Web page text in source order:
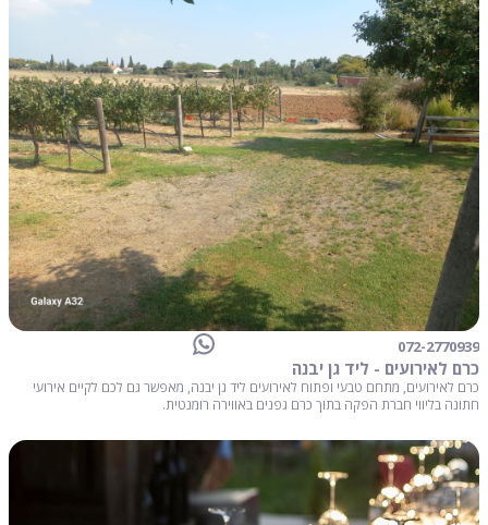
072-2770939
כרם לאירועים - ליד גן יבנה
כרם לאירועים, מתחם טבעי ופתוח לאירועים ליד גן יבנה, מאפשר גם לכם לקיים אירועי
חתונה בליווי חברת הפקה בתוך כרם גפנים באווירה רומנטית.